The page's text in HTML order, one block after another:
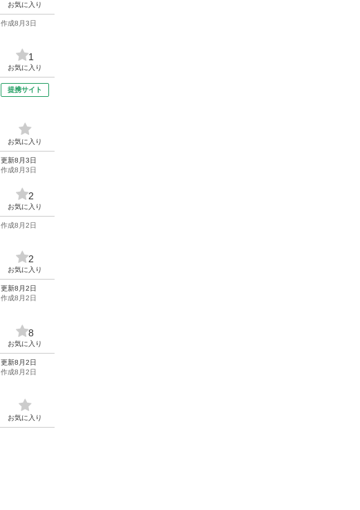
お気に入り
作成8月3日
1
お気に入り
提携サイト
お気に入り
更新8月3日
作成8月3日
2
お気に入り
作成8月2日
2
お気に入り
更新8月2日
作成8月2日
8
お気に入り
更新8月2日
作成8月2日
お気に入り